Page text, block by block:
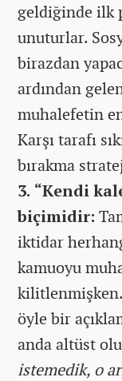
geldiğinde ilk
unuturlar.
birazdan
ardından
muhalefetin
Karşı tarafı
bırakma
3. “Kendi
biçimidir:
iktidar
kamuoyu
öyle bir
anda altüst
istemedik, o